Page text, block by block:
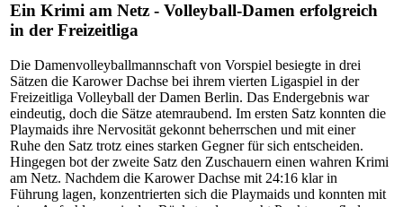
Ein Krimi am Netz - Volleyball-Damen erfolgreich
in der Freizeitliga
Die Damenvolleyballmannschaft von Vorspiel besiegte in drei
Sätzen die Karower Dachse bei ihrem vierten Ligaspiel in der
Freizeitliga Volleyball der Damen Berlin. Das Endergebnis war
eindeutig, doch die Sätze atemraubend. Im ersten Satz konnten die
Playmaids ihre Nervosität gekonnt beherrschen und mit einer
Ruhe den Satz trotz eines starken Gegner für sich entscheiden.
Hingegen bot der zweite Satz den Zuschauern einen wahren Krimi
am Netz. Nachdem die Karower Dachse mit 24:16 klar in
Führung lagen, konzentrierten sich die Playmaids und konnten mit